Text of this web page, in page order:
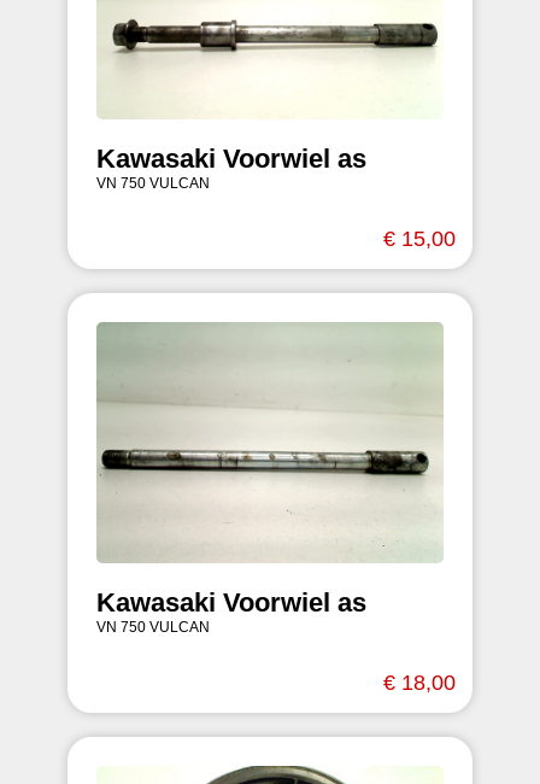
Kawasaki Voorwiel as
VN 750 VULCAN
€ 15,00
Kawasaki Voorwiel as
VN 750 VULCAN
€ 18,00